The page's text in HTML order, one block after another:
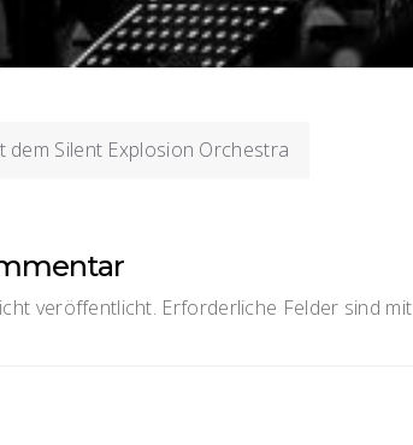
dem Silent Explosion Orchestra
veröffentlicht. Erforderliche Felder sind mit